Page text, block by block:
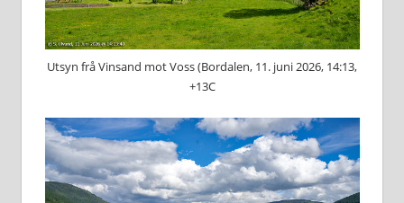
Utsyn frå Vinsand mot Voss (Bordalen, 11. juni 2026, 14:13,
+13C